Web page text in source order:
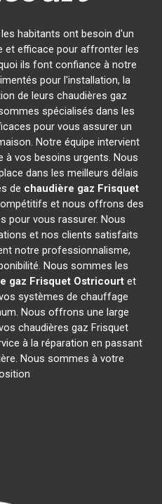
les habitants ont besoin d'un
et efficace pour affronter les
ils font confiance à notre
pour l'installation, la
de leurs chaudières gaz
spécialisés dans les
pour vous assurer un
Notre équipe intervient
à vos besoins urgents. Nous
dans les meilleurs délais
de chaudière gaz Frisquet
et nous offrons des
pour vous rassurer. Nous
et nos clients satisfaits
notre professionnalisme,
Nous sommes les
gaz Frisquet Ostricourtet
systèmes de chauffage
Nous offrons une large
chaudières gaz Frisquet
à la réparation en passant
Nous sommes à votre